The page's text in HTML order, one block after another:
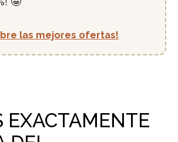
las mejores ofertas!
EXACTAMENTE